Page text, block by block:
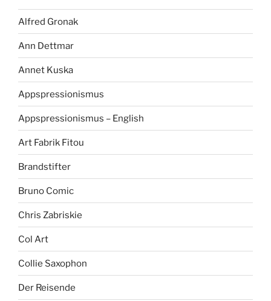
Alfred Gronak
Ann Dettmar
Annet Kuska
Appspressionismus
Appspressionismus – English
Art Fabrik Fitou
Brandstifter
Bruno Comic
Chris Zabriskie
Col Art
Collie Saxophon
Der Reisende